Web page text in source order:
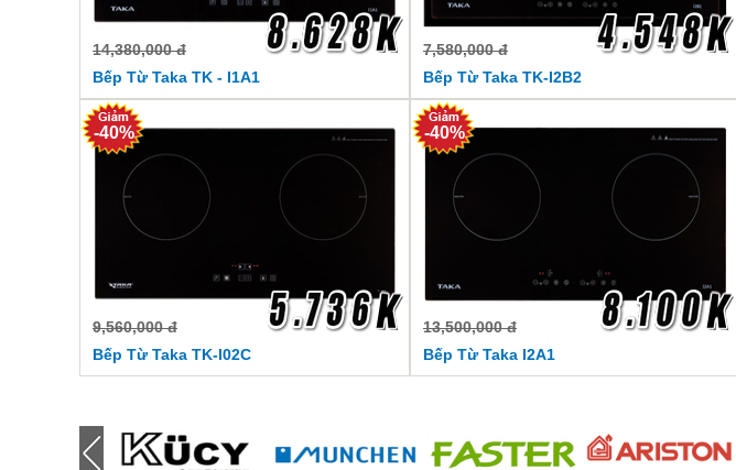
14,380,000 đ
Bếp Từ Taka TK - I1A1
7,580,000 đ
Bếp Từ Taka TK-I2B2
9,560,000 đ
Bếp Từ Taka TK-I02C
-40%
13,500,000 đ
Bếp Từ Taka I2A1
-40%